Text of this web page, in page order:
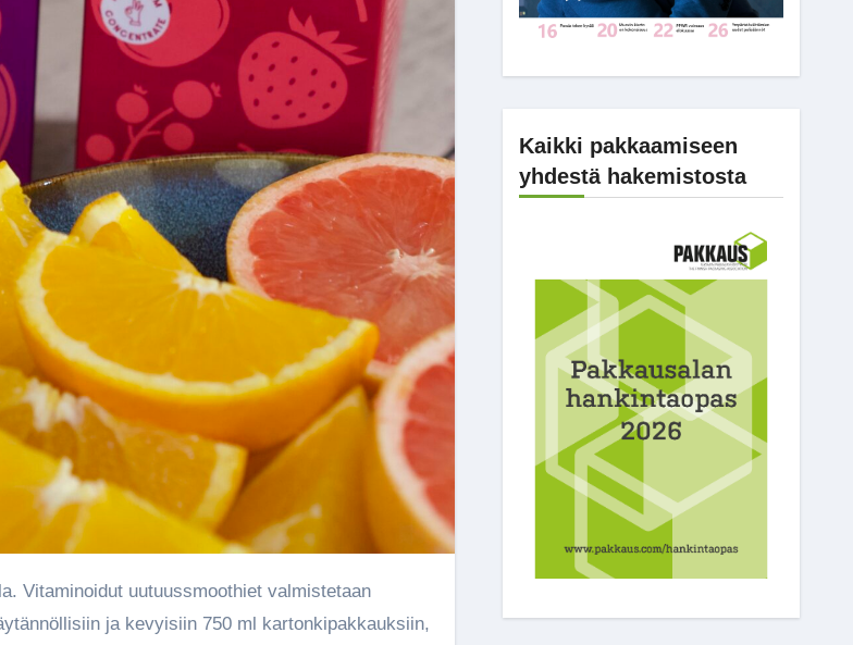
ja kevyisiin 750 ml kartonkipakkauksiin,
Kaikki pakkaamiseen
yhdestä hakemistosta